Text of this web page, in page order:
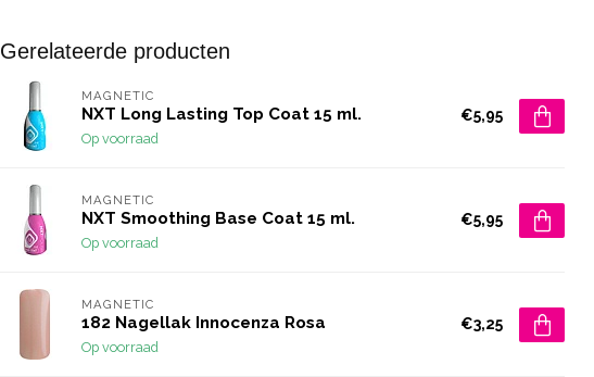
Gerelateerde producten
MAGNETIC
NXT Long Lasting Top Coat 15 ml.
Op voorraad
€5,95
MAGNETIC
NXT Smoothing Base Coat 15 ml.
Op voorraad
€5,95
MAGNETIC
182 Nagellak Innocenza Rosa
Op voorraad
€3,25